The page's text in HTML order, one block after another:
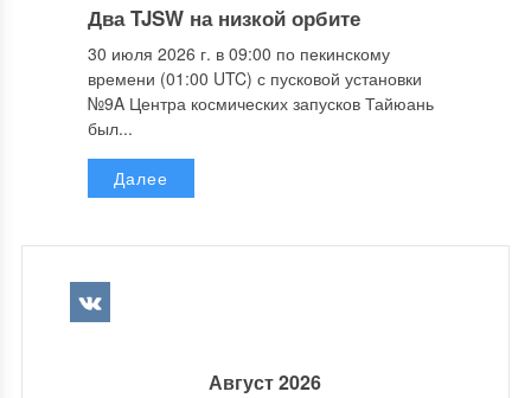
Два TJSW на низкой орбите
30 июля 2026 г. в 09:00 по пекинскому
времени (01:00 UTC) с пусковой установки
№9A Центра космических запусков Тайюань
был...
Далее
Август 2026